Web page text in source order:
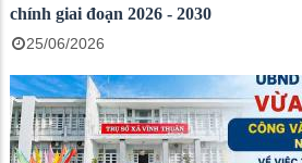
chính giai đoạn 2026 - 2030
25/06/2026